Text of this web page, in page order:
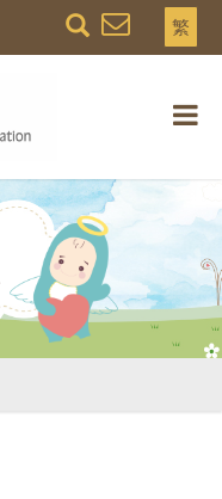
繁